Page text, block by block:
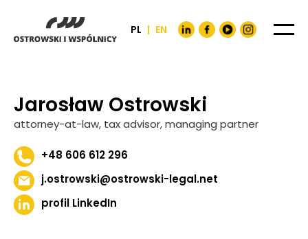
PL | EN
Jarosław Ostrowski
attorney-at-law, tax advisor, managing partner
+48 606 612 296
j.ostrowski@ostrowski-legal.net
profil LinkedIn